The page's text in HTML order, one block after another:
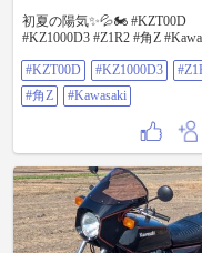
初夏の陽気✨💦🏍️ #KZT00D
#KZ1000D3 #Z1R2 #角Z
#KZT00D #KZ1000D3
#角Z
#Kawasaki